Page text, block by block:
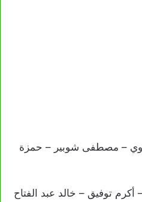
– مصطفى شوبير – حمزة
توفيق – خالد عبد الفتاح